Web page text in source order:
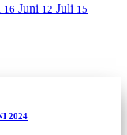
16 Juni 12 Juli 15
2024